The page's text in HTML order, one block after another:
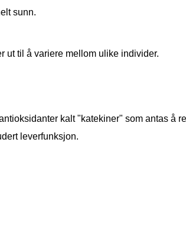
sunn.
ut til å variere mellom ulike individer.
kalt "katekiner" som antas å
leverfunksjon.